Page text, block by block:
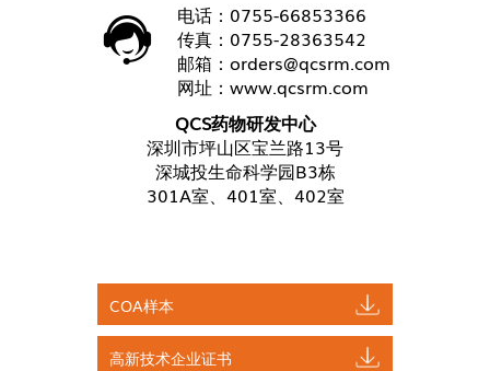
电话：0755-66853366
传真：0755-28363542
邮箱： orders@qcsrm.com
网址： www.qcsrm.com
QCS药物研发中心
深圳市坪山区宝兰路13号
深城投生命科学园B3栋
301A室、401室、402室
COA样本
高新技术企业证书